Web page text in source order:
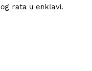
rata u enklavi.